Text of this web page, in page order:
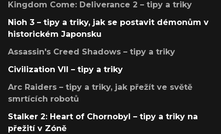
Kingdom Come: Deliverance 2 – tipy a triky
Nioh 3 – tipy a triky, jak se postavit démonům v
historickém Japonsku
Assassin's Creed Shadows – tipy a triky
Civilization VII – tipy a triky
Arc Raiders – tipy a triky, jak přežít ve světě
smrtících robotů
Stalker 2: Heart of Chornobyl – tipy a triky na
přežití v Zóně